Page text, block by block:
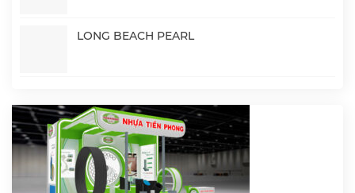
LONG BEACH PEARL